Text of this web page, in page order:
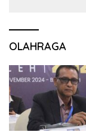
OLAHRAGA